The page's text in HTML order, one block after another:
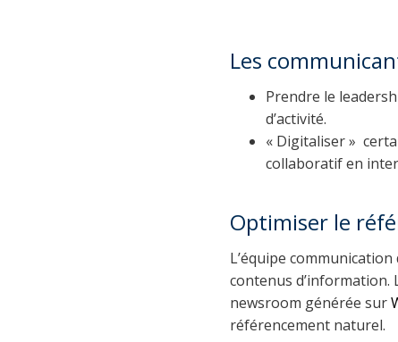
Les
Prendre le
d’activité.
« Digitaliser »
collaboratif en
Optimiser le
L’équipe
contenus d’information.
newsroom générée sur
référencement naturel.